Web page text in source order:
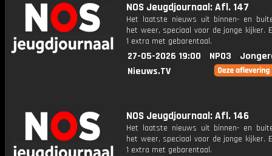
NOS Jeugdjournaal: Afl. 147
Het laatste nieuws uit binnen- en
het weer, speciaal voor de jonge kijker.
1 extra met gebarentaal.
27-05-2026 19:00 NPO3
Nieuws.TV
NOS Jeugdjournaal: Afl. 146
Het laatste nieuws uit binnen- en
het weer, speciaal voor de jonge kijker.
1 extra met gebarentaal.